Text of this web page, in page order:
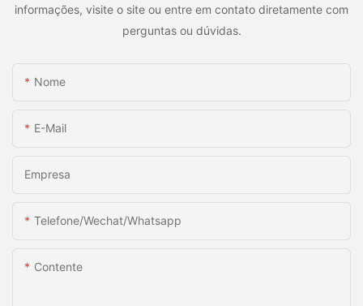
informações, visite o site ou entre em contato diretamente com
perguntas ou dúvidas.
Nome
E-Mail
Empresa
Telefone/Wechat/Whatsapp
Contente